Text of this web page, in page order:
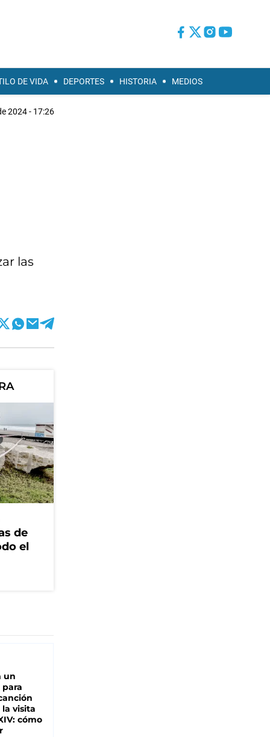
DE VIDA DEPORTES HISTORIA MEDIOS
2024 - 17:26
las
de
el
un
para
visita
cómo